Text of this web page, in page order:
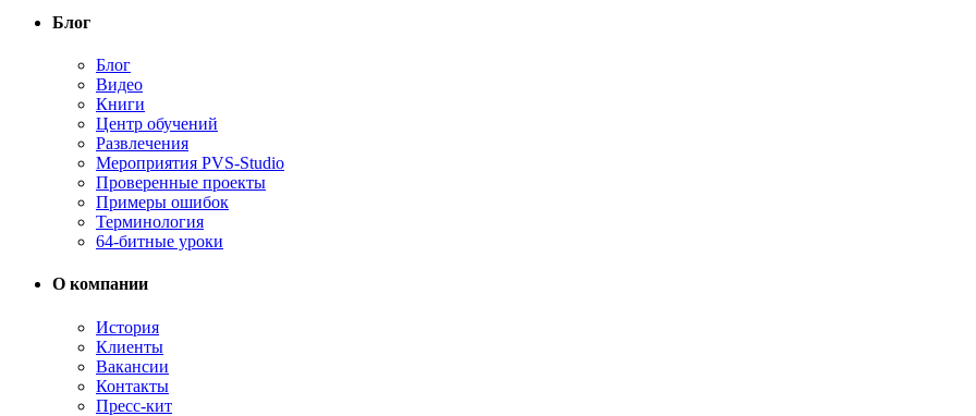
Блог
Блог
Видео
Книги
Центр обучений
Развлечения
Мероприятия PVS-Studio
Проверенные проекты
Примеры ошибок
Терминология
64-битные уроки
О компании
История
Клиенты
Вакансии
Контакты
Пресс-кит